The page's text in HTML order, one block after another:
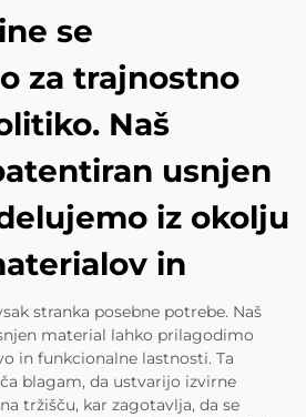
se
za trajnostno
Naš
usnjen
iz okolju
in
stranka posebne potrebe. Naš
material lahko prilagodimo
in funkcionalne lastnosti. Ta
blagam, da ustvarijo izvirne
tržišču, kar zagotavlja, da se